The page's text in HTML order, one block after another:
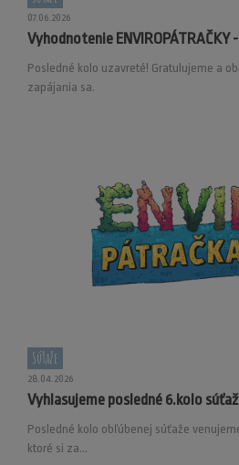
07.06.2026
Vyhodnotenie ENVIROPÁTRAČKY
Posledné kolo uzavreté! Gratulujeme a
zapájania sa.
Súťaže
28.04.2026
Vyhlasujeme posledné 6.kolo
Posledné kolo obľúbenej súťaže
ktoré si za...